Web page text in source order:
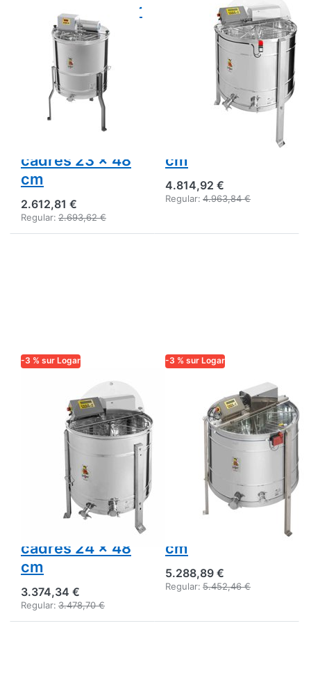
Extracteur Logar
4 cadres à
retournement
automatique,
cuve 63 cm,
moteur 110 W,
entièrement
cadres 23 x 48
cm
2.612,81 €
Regular: 2.693,62 €
Extracteur auto-
retournant Logar
6 cadres, cuve Ø
82 cm, moteur
entièrement
cadres 27,5 x 48
cm
4.814,92 €
Regular: 4.963,84 €
-3 % sur Logar
Extracteur Logar
6 cadres à
retournement
automatique,
cuve Ø 76 cm,
moteur 180 W,
entièrement
cadres 24 x 48
cm
3.374,34 €
Regular: 3.478,70 €
-3 % sur Logar
Extracteur auto-
retournant Logar
6/12 cadres,
cuve 95 cm,
moteur 370 W,
entièrement
électronique,
cm
5.288,89 €
Regular: 5.452,46 €